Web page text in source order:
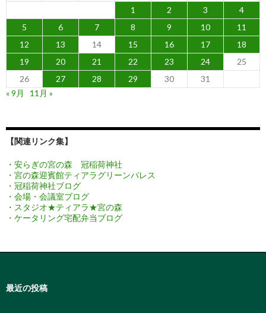
1 2 3
4
5
6 7 8 9 10
11
12
13 14 15 16 17
18
19
20 21 22 23 24
25
26
27 28 29 30
31
« 9月
11月 »
【関連リンク集】
・安らぎの宮の森 冠稲荷神社
・宮の森迎賓館ティアラグリーンパレス
・冠稲荷神社ブログ
・会場・会議室ブログ
・スタジオ★ティアラ★宮の森
・ケータリング宅配弁当ブログ
最近の投稿